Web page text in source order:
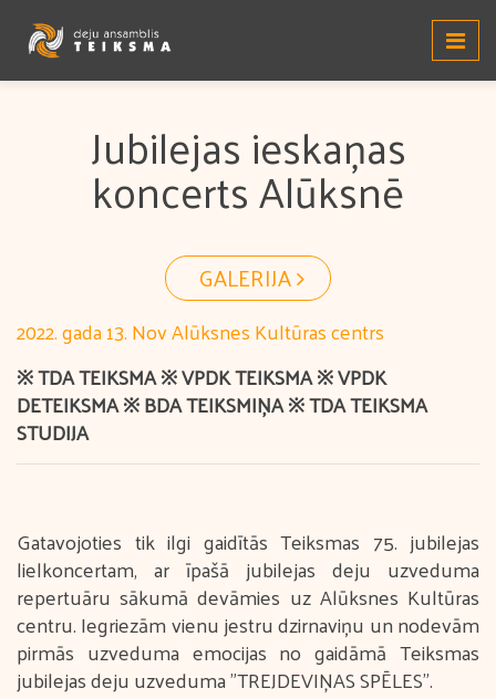
Jubilejas ieskaņas
koncerts Alūksnē
GALERIJA
2022. gada 13. Nov Alūksnes Kultūras centrs
※ TDA TEIKSMA ※ VPDK TEIKSMA ※ VPDK
DETEIKSMA※ BDA TEIKSMIŅA ※ TDA TEIKSMA
STUDIJA
Gatavojoties tik ilgi gaidītās Teiksmas 75. jubilejas
lielkoncertam, ar īpašā jubilejas deju uzveduma
repertuāru sākumā devāmies uz Alūksnes Kultūras
centru. Iegriezām vienu jestru dzirnaviņu un nodevām
pirmās uzveduma emocijas no gaidāmā Teiksmas
jubilejas deju uzveduma "TREJDEVIŅAS SPĒLES".